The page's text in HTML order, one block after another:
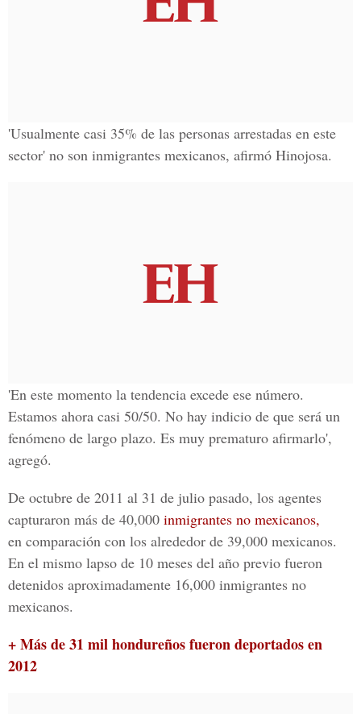
'Usualmente casi 35% de las personas arrestadas en este
sector' no son inmigrantes mexicanos, afirmó Hinojosa.
'En este momento la tendencia excede ese número.
Estamos ahora casi 50/50. No hay indicio de que será un
fenómeno de largo plazo. Es muy prematuro afirmarlo',
agregó.
De octubre de 2011 al 31 de julio pasado, los agentes
capturaron más de 40,000 inmigrantes no mexicanos,
en comparación con los alrededor de 39,000 mexicanos.
En el mismo lapso de 10 meses del año previo fueron
detenidos aproximadamente 16,000 inmigrantes no
mexicanos.
+ Más de 31 mil hondureños fueron deportados en
2012